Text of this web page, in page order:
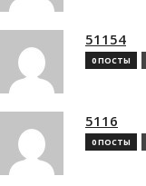
51154
0 ПОСТЫ
5116
0 ПОСТЫ